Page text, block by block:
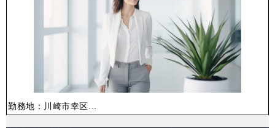
勤務地：川崎市幸区...